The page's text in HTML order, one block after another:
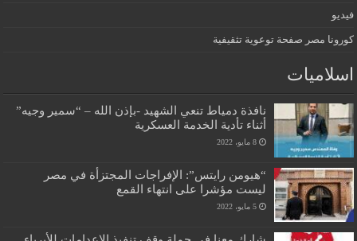
فيديو
كورونا مصر صفحة توعوية تثقيفية
اسلاميات
نافذة دمياط تنعي الشهيد -بإذن الله – “سمير وجيه”
أثناء تأدية الخدمة العسكرية
8 مايو، 2022
“هيومن رايتس”: الإفراجات المجتزأة في مصر
ليست مؤشرا على انتهاء القمع
5 مايو، 2022